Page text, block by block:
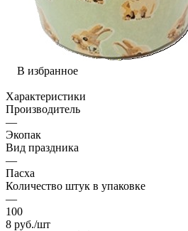
В избранное
Характеристики
Производитель
—
Экопак
Вид праздника
—
Пасха
Количество штук в упаковке
—
100
8 руб./шт